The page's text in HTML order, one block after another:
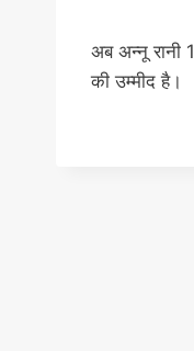
अब अन्नू रानी
की उम्मीद है।